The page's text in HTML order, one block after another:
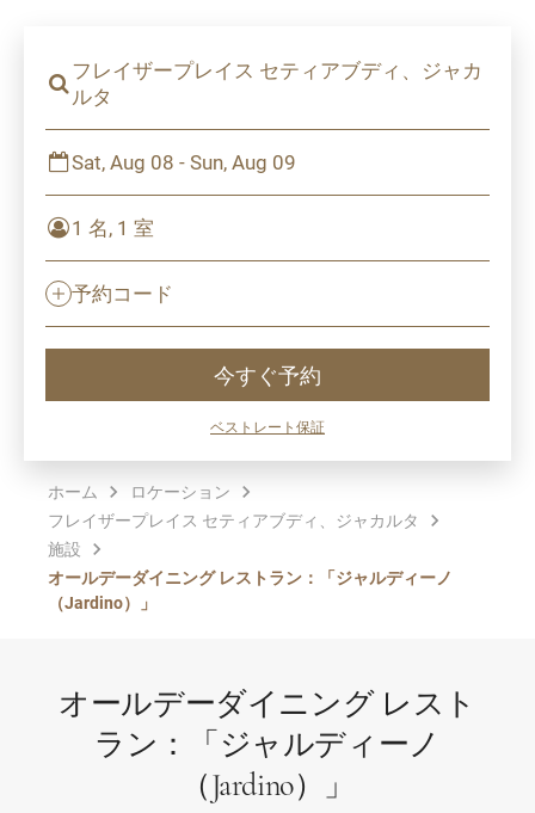
フレイザープレイス セティアブディ、ジャカ
ルタ
Sat, Aug 08 - Sun, Aug 09
1 名, 1 室
予約コード
今すぐ予約
ベストレート保証
ホーム
ロケーション
フレイザープレイス セティアブディ、ジャカルタ
施設
オールデーダイニング レストラン：「ジャルディーノ
（Jardino）」
オールデーダイニング レスト
ラン：「ジャルディーノ
（Jardino）」